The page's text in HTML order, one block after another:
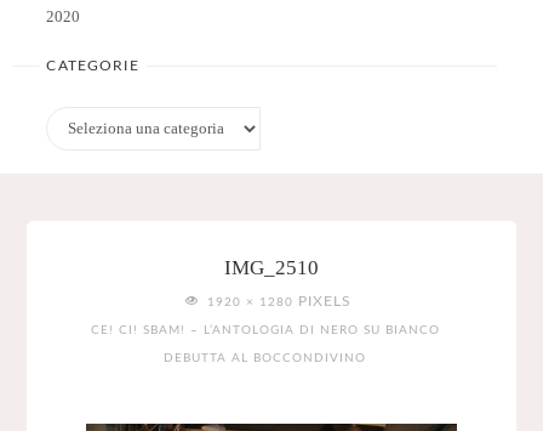
2020
CATEGORIE
Categorie
IMG_2510
FULL
SIZE
1920 × 1280 PIXELS
CE! CI! SBAM! – L’ANTOLOGIA DI NERO SU BIANCO
DEBUTTA AL BOCCONDIVINO